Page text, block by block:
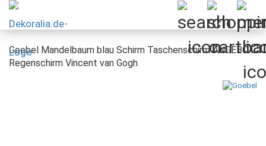
Goebel Mandelbaum blau Schirm Taschenschirm ANGEBOT
Regenschirm Vincent van Gogh